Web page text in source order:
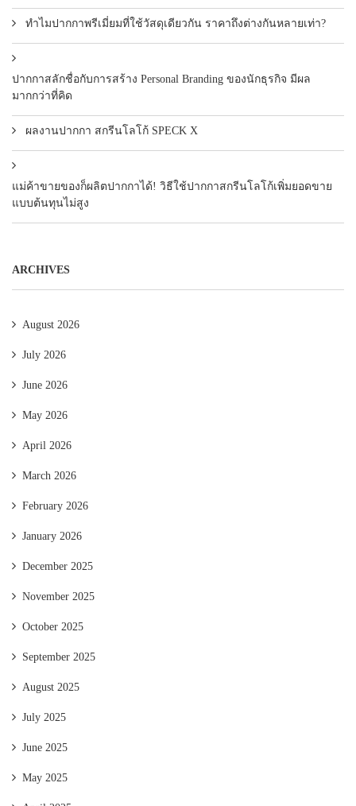
ทำไมปากกาพรีเมี่ยมที่ใช้วัสดุเดียวกัน ราคาถึงต่างกันหลายเท่า?
ปากกาสลักชื่อกับการสร้าง Personal Branding ของนักธุรกิจ มีผล
มากกว่าที่คิด
ผลงานปากกา สกรีนโลโก้ SPECK X
แม่ค้าขายของก็ผลิตปากกาได้! วิธีใช้ปากกาสกรีนโลโก้เพิ่มยอดขาย
แบบต้นทุนไม่สูง
ARCHIVES
August 2026
July 2026
June 2026
May 2026
April 2026
March 2026
February 2026
January 2026
December 2025
November 2025
October 2025
September 2025
August 2025
July 2025
June 2025
May 2025